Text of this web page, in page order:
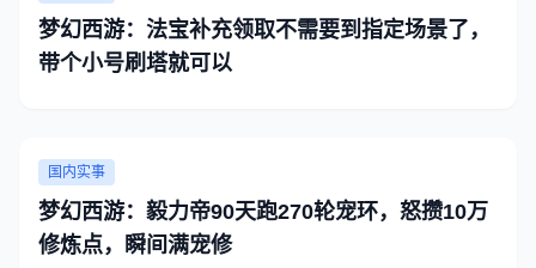
梦幻西游：法宝补充领取不需要到指定场景了，
带个小号刷塔就可以
国内实事
梦幻西游：毅力帝90天跑270轮宠环，怒攒10万
修炼点，瞬间满宠修